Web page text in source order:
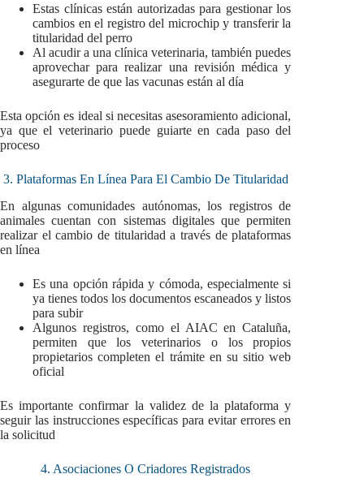
Estas clínicas están autorizadas para gestionar los
cambios en el registro del microchip y transferir la
titularidad del perro
Al acudir a una clínica veterinaria, también puedes
aprovechar para realizar una revisión médica y
asegurarte de que las vacunas están al día
Esta opción es ideal si necesitas asesoramiento adicional,
ya que el veterinario puede guiarte en cada paso del
proceso
3. Plataformas En Línea Para El Cambio De Titularidad
En algunas comunidades autónomas, los registros de
animales cuentan con sistemas digitales que permiten
realizar el cambio de titularidad a través de plataformas
en línea
Es una opción rápida y cómoda, especialmente si
ya tienes todos los documentos escaneados y listos
para subir
Algunos registros, como el AIAC en Cataluña,
permiten que los veterinarios o los propios
propietarios completen el trámite en su sitio web
oficial
Es importante confirmar la validez de la plataforma y
seguir las instrucciones específicas para evitar errores en
la solicitud
4. Asociaciones O Criadores Registrados